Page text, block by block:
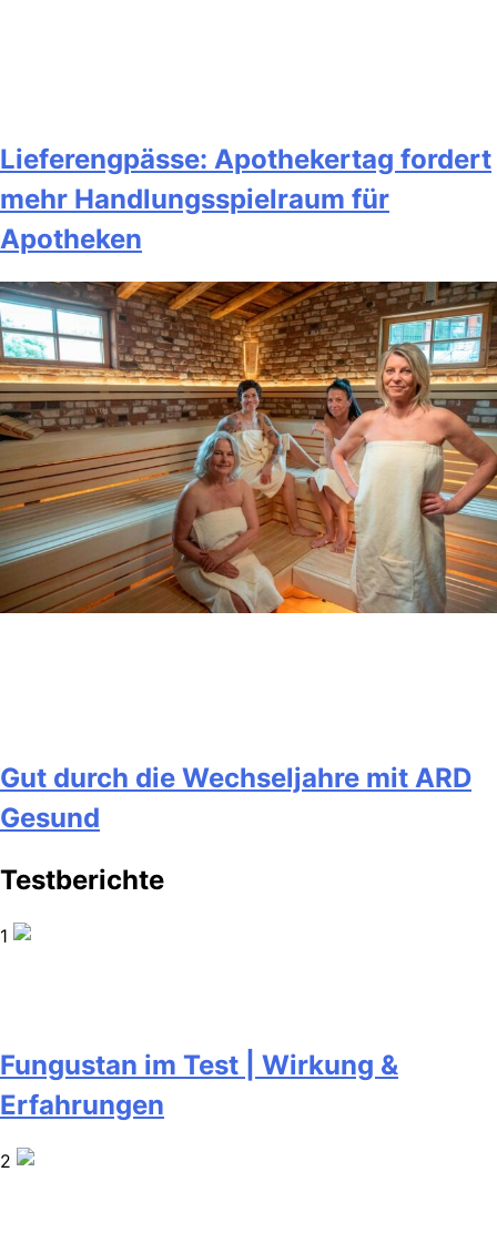
Lieferengpässe: Apothekertag fordert
mehr Handlungsspielraum für
Apotheken
Gut durch die Wechseljahre mit ARD
Gesund
Testberichte
1
Fungustan im Test | Wirkung &
Erfahrungen
2